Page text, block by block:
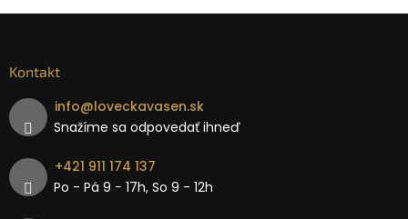
Kontakt
info@loveckavasen.sk
Snažíme sa odpovedať ihneď
+421 911 174 137
Po - Pá 9 − 17h, So 9 - 12h